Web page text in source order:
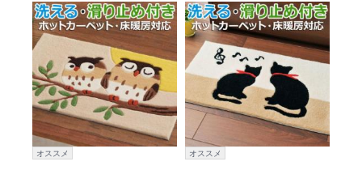
オススメ オススメ